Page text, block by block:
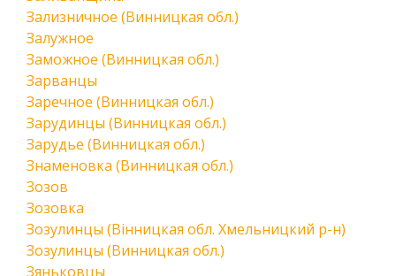
Зализничное (Винницкая обл.)
Залужное
Заможное (Винницкая обл.)
Зарванцы
Заречное (Винницкая обл.)
Зарудинцы (Винницкая обл.)
Зарудье (Винницкая обл.)
Знаменовка (Винницкая обл.)
Зозов
Зозовка
Зозулинцы (Вінницкая обл. Хмельницкий р-н)
Зозулинцы (Винницкая обл.)
Зяньковцы